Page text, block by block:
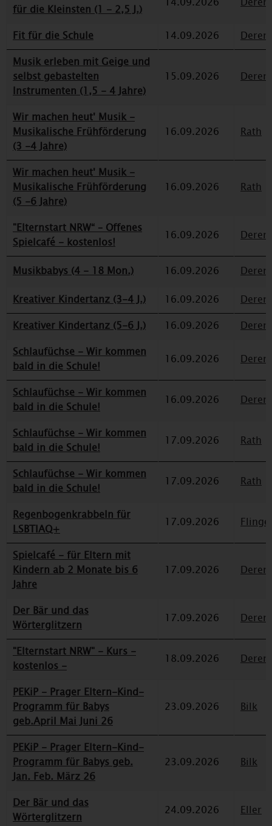
für die Kleinsten (1 - 2,5 J.)
Fit für die Schule 14.09.2026
Musik erleben mit Geige und
selbst gebastelten
Instrumenten (1,5 - 4 Jahre)
15.09.2026
Wir machen heut' Musik -
Musikalische Frühförderung
(3 -4 Jahre)
16.09.2026 Rath
Wir machen heut' Musik -
Musikalische Frühförderung
(5 -6 Jahre)
16.09.2026 Rath
"Elternstart NRW“ – Offenes
Spielcafé - kostenlos!
16.09.2026
Musikbabys (4 - 18 Mon.) 16.09.2026
Kreativer Kindertanz (3-4 J.)
16.09.2026
Kreativer Kindertanz (5-6 J.)
16.09.2026
Schlaufüchse - Wir kommen
bald in die Schule!
16.09.2026
Schlaufüchse - Wir kommen
bald in die Schule!
16.09.2026
Schlaufüchse - Wir kommen
bald in die Schule!
17.09.2026 Rath
Schlaufüchse - Wir kommen
bald in die Schule!
17.09.2026 Rath
Regenbogenkrabbeln für
LSBTIAQ+
17.09.2026
Spielcafé - für Eltern mit
Kindern ab 2 Monate bis 6
Jahre
17.09.2026
Der Bär und das
Wörterglitzern
17.09.2026
"Elternstart NRW" - Kurs -
kostenlos -
18.09.2026
PEKiP - Prager Eltern-Kind-
Programm für Babys
geb.April Mai Juni 26
23.09.2026 Bilk
PEKiP - Prager Eltern-Kind-
Programm für Babys geb.
Jan. Feb. März 26
23.09.2026 Bilk
Der Bär und das
Wörterglitzern
24.09.2026 Eller